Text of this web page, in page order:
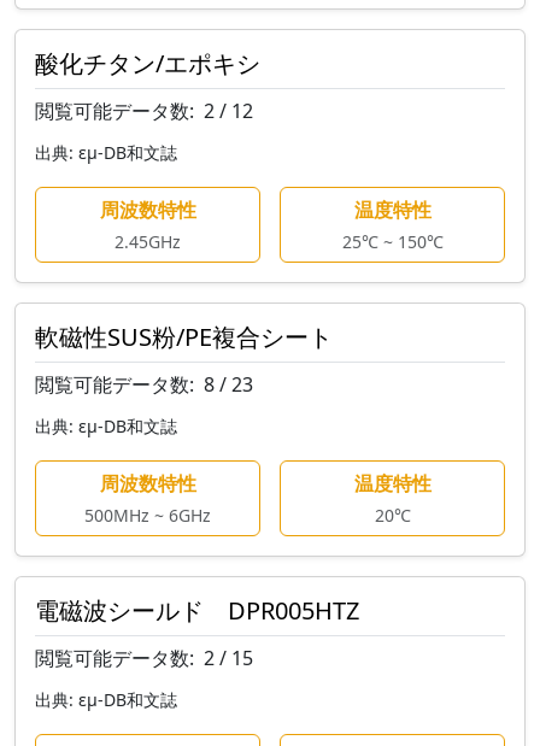
酸化チタン/エポキシ
閲覧可能データ数: 2 / 12
出典: εμ-DB和文誌
周波数特性
2.45GHz
温度特性
25℃ ~ 150℃
軟磁性SUS粉/PE複合シート
閲覧可能データ数: 8 / 23
出典: εμ-DB和文誌
周波数特性
500MHz ~ 6GHz
温度特性
20℃
電磁波シールド DPR005HTZ
閲覧可能データ数: 2 / 15
出典: εμ-DB和文誌